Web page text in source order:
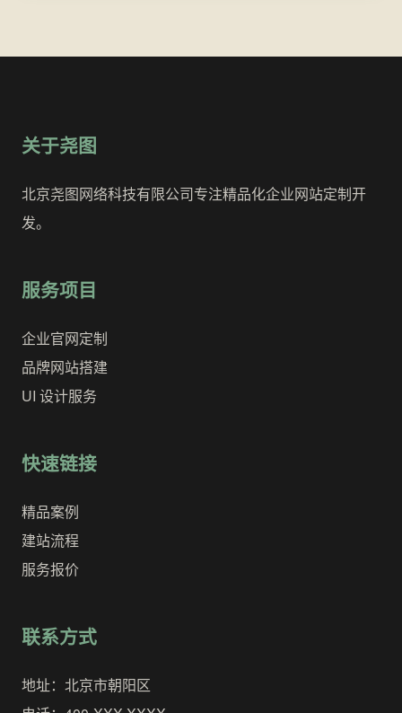
关于尧图
北京尧图网络科技有限公司专注精品化企业网站定制开
发。
服务项目
企业官网定制
品牌网站搭建
UI 设计服务
快速链接
精品案例
建站流程
服务报价
联系方式
地址：北京市朝阳区